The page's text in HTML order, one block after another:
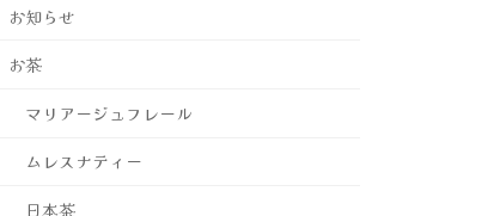
お知らせ
お茶
マリアージュフレール
ムレスナティー
日本茶